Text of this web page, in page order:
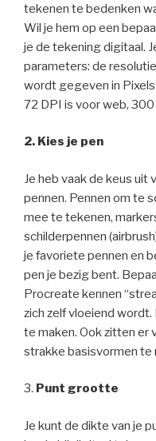
tekenen te bedenken
Wil je hem op een
je de tekening digitaal.
parameters: de
wordt gegeven in
72 DPI is voor web,
2. Kies je pen
Je heb vaak de keus
pennen. Pennen om te
mee te tekenen,
schilderpennen
je favoriete pennen en
pen je bezig bent.
Procreate kennen
zich zelf vloeiend
te maken. Ook zitten er
strakke basisvormen te
3. Punt grootte
Je kunt de dikte van je